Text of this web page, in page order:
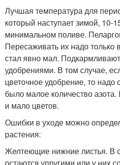
Лучшая температура для
который наступает зимой, 10-
минимальном поливе.
Пересаживать их надо только
стал явно мал.
удобрениями. В том случае,
цветочное удобрение, то надо
было малое количество
и мало цветов.
Ошибки в уходе можно
растения:
Желтеющие нижние листья. В
остаются упругими или у них